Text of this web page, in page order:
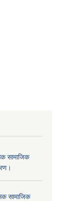
सामाजिक
सामाजिक